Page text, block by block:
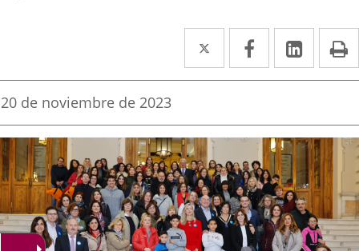
Twitter
Enlace
a
aplicación
externa.
Facebook
Enlace
a
aplicación
externa.
Enlace
a
Fecha
la
noticia
20 de noviembre de 2023